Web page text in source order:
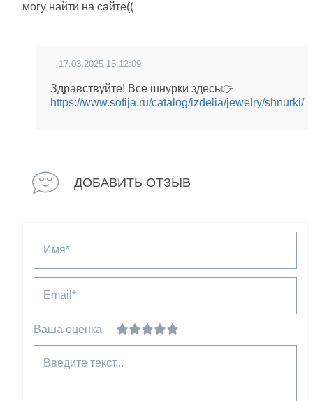
могу найти на сайте((
17.03.2025 15:12:09
Здравствуйте! Все шнурки здесь👉
https://www.sofija.ru/catalog/izdelia/jewelry/shnurki/
ДОБАВИТЬ ОТЗЫВ
Имя*
Email*
Ваша оценка
Введите текст...